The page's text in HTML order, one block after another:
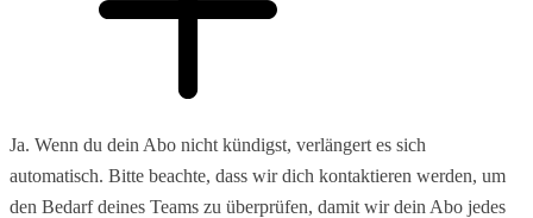
Ja. Wenn du dein Abo nicht kündigst, verlängert es sich
automatisch. Bitte beachte, dass wir dich kontaktieren werden, um
den Bedarf deines Teams zu überprüfen, damit wir dein Abo jedes